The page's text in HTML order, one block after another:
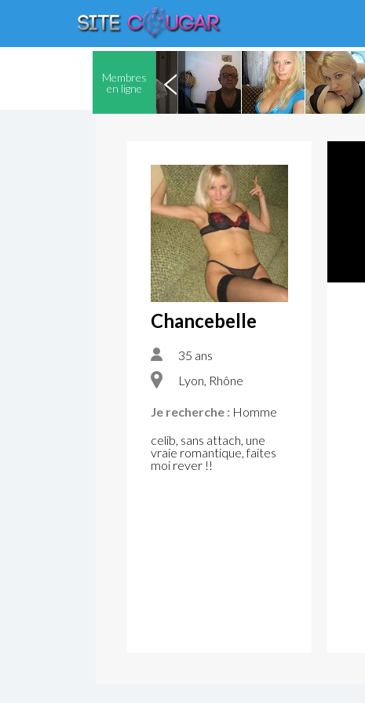
Membres
en ligne
Chancebelle
35 ans
Lyon, Rhône
Je recherche : Homme
celib, sans attach, une
vraie romantique, faites
moi rever !!